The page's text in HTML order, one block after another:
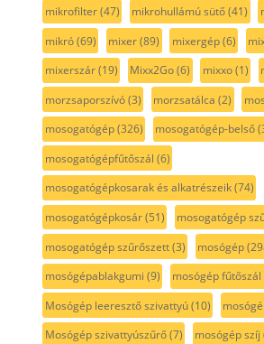
mikrofilter(47) mikrohullámú sütő(41)
mikró(69) mixer(89) mixergép(6)
mixerszár(19) Mixx2Go(6) mixxo(1)
morzsaporszívó(3) morzsatálca (2)
mosogatógép(326) mosogatógép-belső
mosogatógépfűtőszál (6)
mosogatógépkosarak és alkatrészeik(74)
mosogatógépkosár(51) mosogatógép
mosogatógép szűrőszett(3) mosógép
mosógépablakgumi (9) mosógép fűtőszál
Mosógép leeresztő szivattyú(10)
Mosógép szivattyúszűrő(7) mosógép szíj